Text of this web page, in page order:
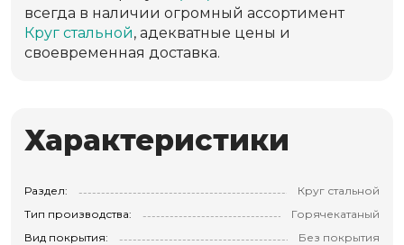
всегда в наличии огромный ассортимент
Круг стальной, адекватные цены и
своевременная доставка.
Характеристики
Раздел:
Круг стальной
Тип производства:
Горячекатаный
Вид покрытия:
Без покрытия